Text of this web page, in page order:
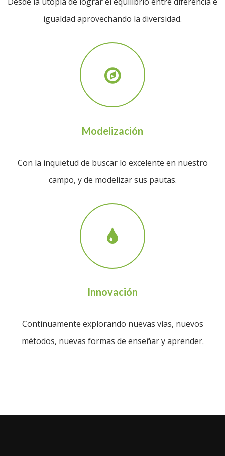
igualdad aprovechando la diversidad.
Modelización
Con la inquietud de buscar lo excelente en nuestro
campo, y de modelizar sus pautas.
Innovación
Continuamente explorando nuevas vías, nuevos
métodos, nuevas formas de enseñar y aprender.